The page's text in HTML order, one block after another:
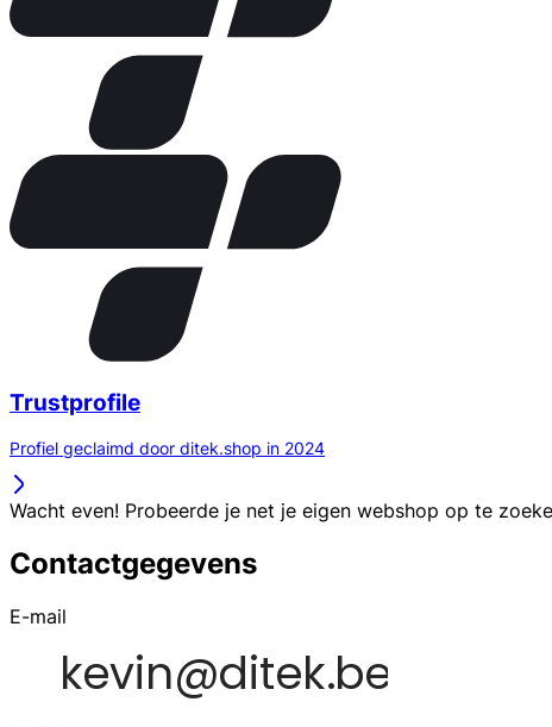
Trustprofile
Profiel geclaimd door ditek.shop in 2024
Wacht even! Probeerde je net je eigen webshop op te
Contactgegevens
E-mail